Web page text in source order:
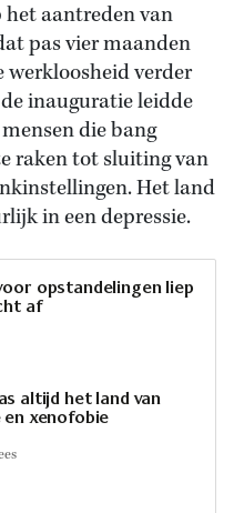
aantreden van
pas vier maanden
werkloosheid verder
inauguratie leidde
die bang
raken tot sluiting van
Het land
in een depressie.
opstandelingen liep
af
altijd het land van
xenofobie